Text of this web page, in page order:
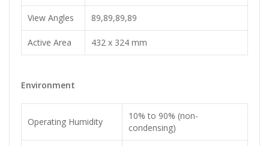
View Angles 89,89,89,89
Active Area 432 x 324 mm
Environment
Operating Humidity
10% to 90% (non-
condensing)